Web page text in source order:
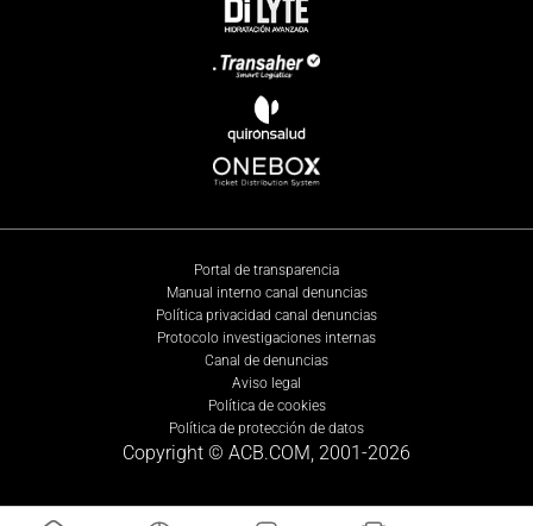
Portal de transparencia
Manual interno canal denuncias
Política privacidad canal denuncias
Protocolo investigaciones internas
Canal de denuncias
Aviso legal
Política de cookies
Política de protección de datos
Copyright © ACB.COM, 2001-2026